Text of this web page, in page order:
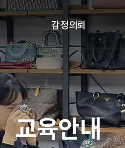
감정의뢰
감정절차
감정의뢰
기업체 감정의뢰
국가기관 감정의뢰
정품인증카드
교육안내